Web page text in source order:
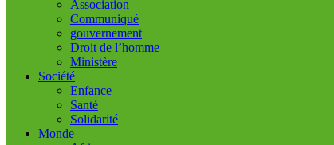
Association
Communiqué
gouvernement
Droit de l’homme
Ministère
Société
Enfance
Santé
Solidarité
Monde